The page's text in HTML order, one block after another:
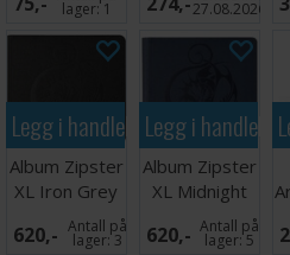
lager:1 27.08.2026
Legg i handlekurven
Album Zipster
XL Iron Grey
24-pocket
620,- Antall på
lager:3
Legg i
Album Zipster
XL Midnight
Blue 24-
pocket
620,- Antall på
lager:5